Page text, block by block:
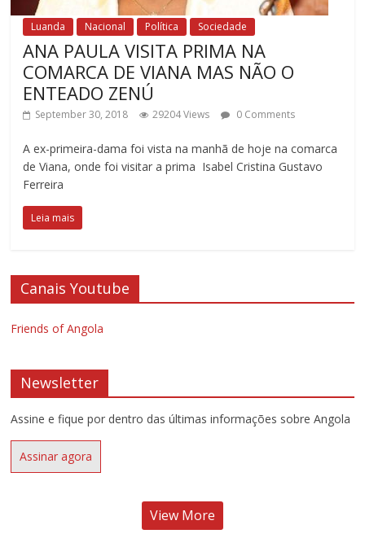
Luanda Nacional Política Sociedade
ANA PAULA VISITA PRIMA NA
COMARCA DE VIANA MAS NÃO O
ENTEADO ZENÚ
September 30, 2018 29204 Views 0 Comments
A ex-primeira-dama foi vista na manhã de hoje na comarca
de Viana, onde foi visitar a prima Isabel Cristina Gustavo
Ferreira
Leia mais
Canais Youtube
Friends of Angola
Newsletter
Assine e fique por dentro das últimas informações sobre Angola
Assinar agora
View More